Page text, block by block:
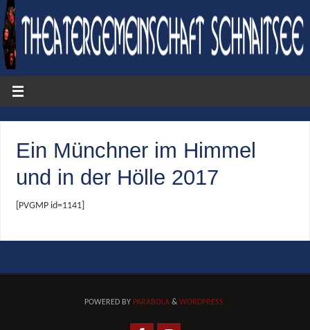
Ein Münchner im Himmel
und in der Hölle 2017
[PVGMP id=1141]
POWERED BY PARABOLA & WORDPRESS.